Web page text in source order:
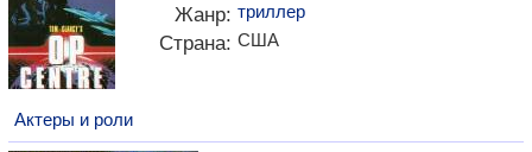
Жанр: триллер
Страна: США
Актеры и роли